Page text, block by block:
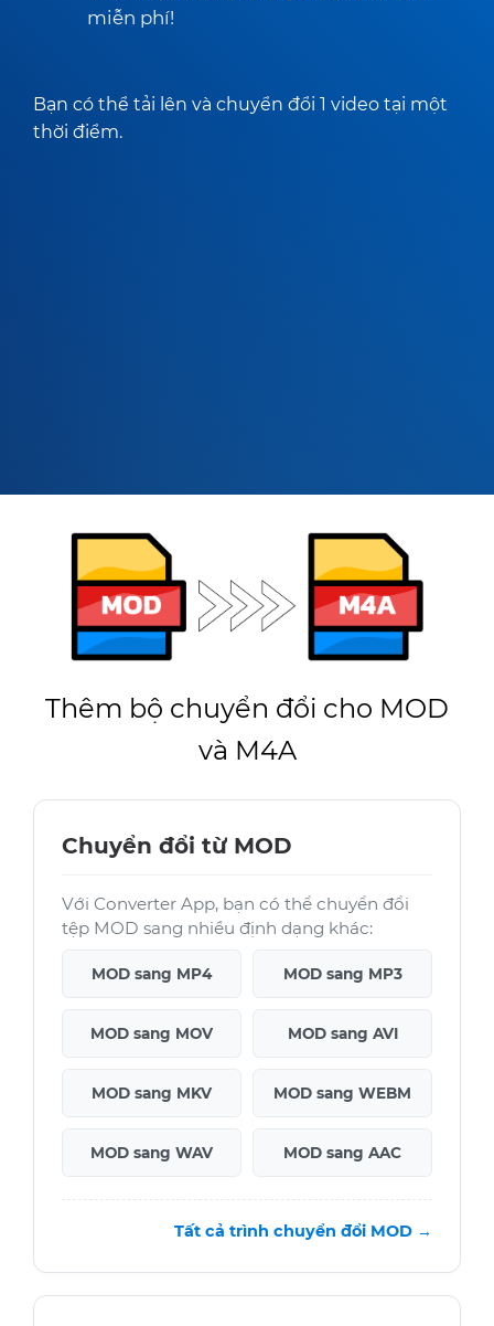
miễn phí!
Bạn có thể tải lên và chuyển đổi 1 video tại một
thời điểm.
Thêm bộ chuyển đổi cho MOD
và M4A
Chuyển đổi từ MOD
Với Converter App, bạn có thể chuyển đổi
tệp MOD sang nhiều định dạng khác:
MOD sang MP4 MOD sang MP3
MOD sang MOV MOD sang AVI
MOD sang MKV MOD sang WEBM
MOD sang WAV MOD sang AAC
Tất cả trình chuyển đổi MOD →